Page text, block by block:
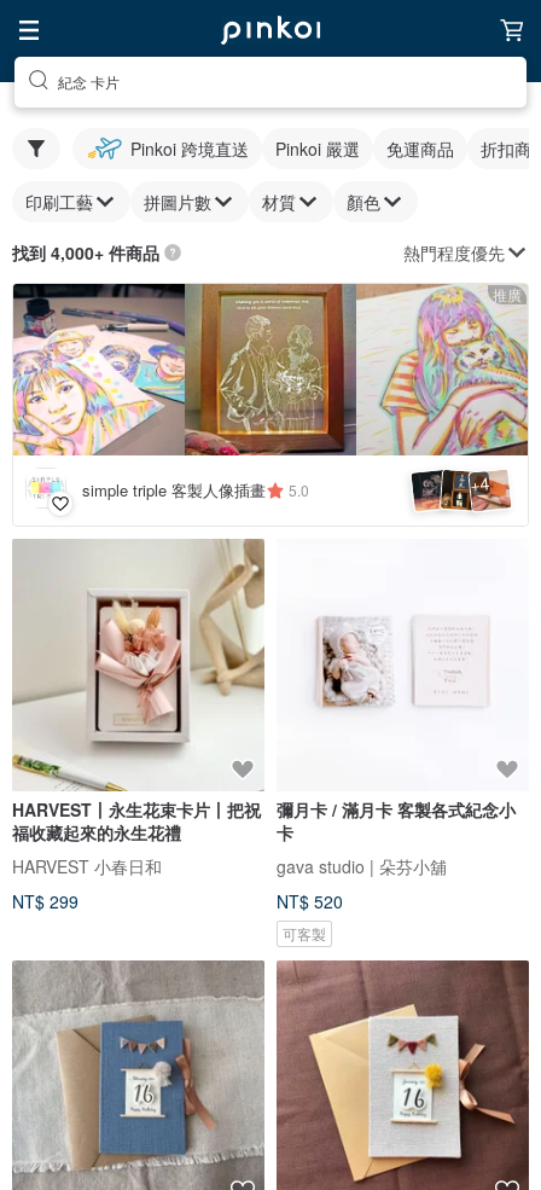
紀念 卡片
Pinkoi 跨境直送 Pinkoi 嚴選 免運商品 折扣商
印刷工藝 拼圖片數 材質 顏色
找到 4,000+ 件商品 熱門程度優先
推廣
simple triple 客製人像插畫 5.0 +4
HARVEST丨永生花束卡片丨把祝
福收藏起來的永生花禮
HARVEST 小春日和
NT$ 299
彌月卡 / 滿月卡 客製各式紀念小
卡
gava studio | 朵芬小舖
NT$ 520
可客製